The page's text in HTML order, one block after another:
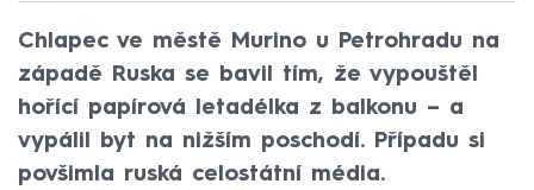
Chlapec ve městě Murino u Petrohradu na
západě Ruska se bavil tím, že vypouštěl
hořící papírová letadélka z balkonu – a
vypálil byt na nižším poschodí. Případu si
povšimla ruská celostátní média.